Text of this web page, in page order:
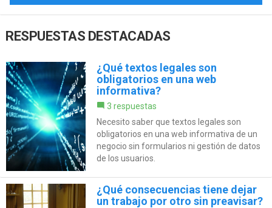
RESPUESTAS DESTACADAS
¿Qué textos legales son
obligatorios en una web
informativa?
3 respuestas
Necesito saber que textos legales son
obligatorios en una web informativa de un
negocio sin formularios ni gestión de datos
de los usuarios.
¿Qué consecuencias tiene dejar
un trabajo por otro sin preavisar?